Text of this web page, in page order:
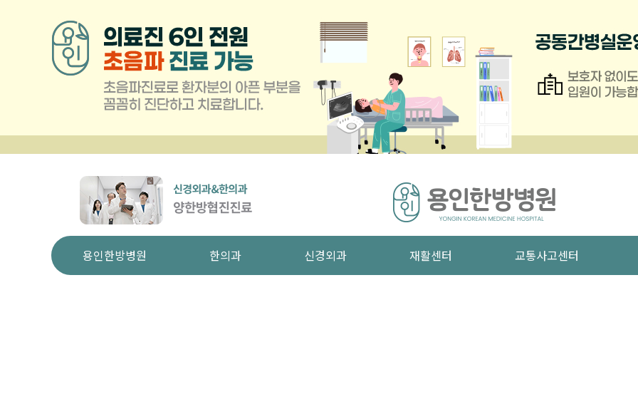
용인한방병원 한의과 신경외과 재활센터 교통사고센터